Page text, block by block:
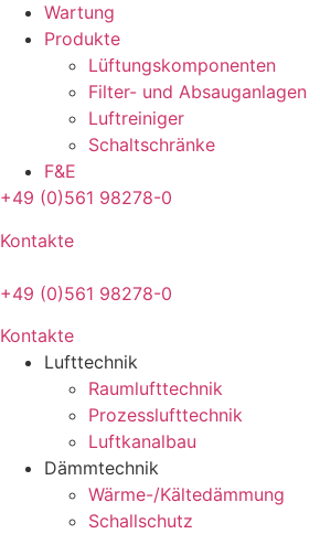
Wartung
Produkte
Lüftungskomponenten
Filter- und Absauganlagen
Luftreiniger
Schaltschränke
F&E
+49 (0)561 98278-0
Kontakte
+49 (0)561 98278-0
Kontakte
Lufttechnik
Raumlufttechnik
Prozesslufttechnik
Luftkanalbau
Dämmtechnik
Wärme-/Kältedämmung
Schallschutz